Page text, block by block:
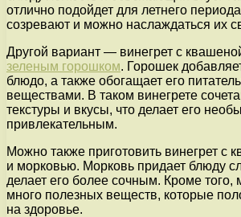
отлично подойдет для летнего
созревают и можно наслаждаться их
Другой вариант — винегрет с
зеленым горошком. Горошек
блюдо, а также обогащает его
веществами. В таком винегрете
текстуры и вкусы, что делает его
привлекательным.
Можно также приготовить винегрет с
и морковью. Морковь придает блюду
делает его более сочным. Кроме того,
много полезных веществ, которые
на здоровье.